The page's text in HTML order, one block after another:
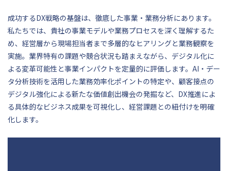
成功するDX戦略の基盤は、徹底した事業・業務分析にあります。
私たちでは、貴社の事業モデルや業務プロセスを深く理解するた
め、経営層から現場担当者まで多層的なヒアリングと業務観察を
実施。業界特有の課題や競合状況も踏まえながら、デジタル化に
よる変革可能性と事業インパクトを定量的に評価します。AI・デー
タ分析技術を活用した業務効率化ポイントの特定や、顧客接点の
デジタル強化による新たな価値創出機会の発掘など、DX推進によ
る具体的なビジネス成果を可視化し、経営課題との紐付けを明確
化します。